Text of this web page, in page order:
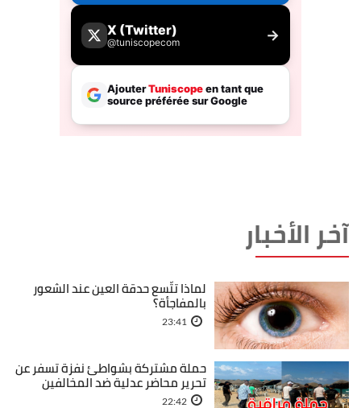
آخر الأخبار
لماذا تتّسع حدقة العين عند الشعور
بالمفاجأة؟
23:41
حملة مشتركة بشواطئ نفزة تسفر عن
تحرير محاضر عدلية ضد المخالفين
22:42